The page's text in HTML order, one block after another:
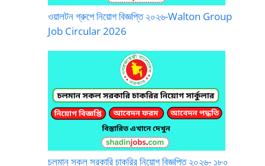
ওয়ালটন গ্রুপে নিয়োগ বিজ্ঞপ্তি ২০২৬-Walton Group
Job Circular 2026
চলমান সকল সরকারি চাকরির নিয়োগ বিজ্ঞপ্তি ২০২৬- ১৮০